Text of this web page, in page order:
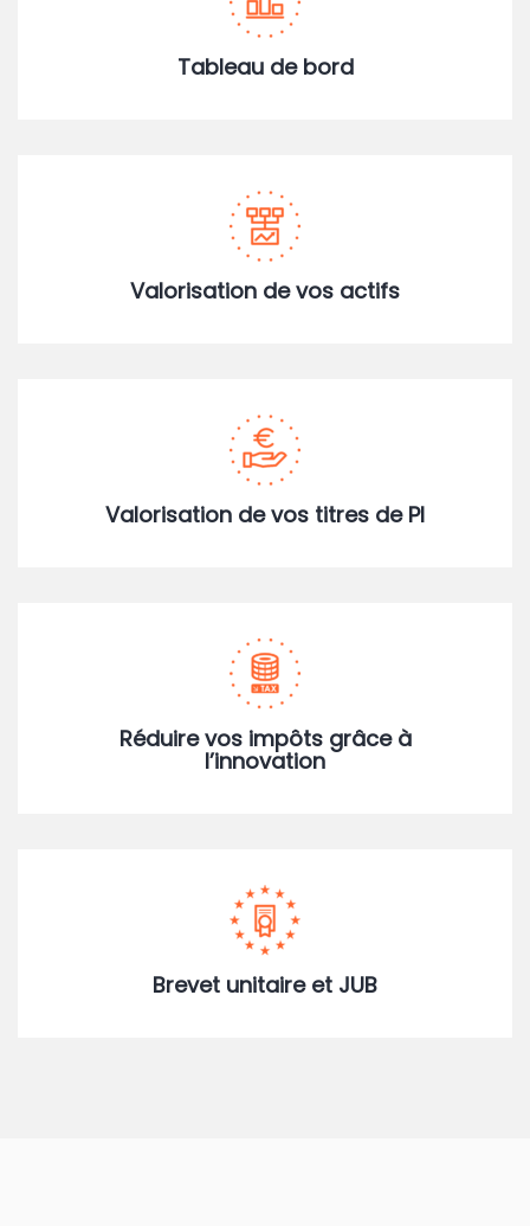
Tableau de bord
Valorisation de vos actifs
Valorisation de vos titres de PI
Réduire vos impôts grâce à
l’innovation
Brevet unitaire et JUB